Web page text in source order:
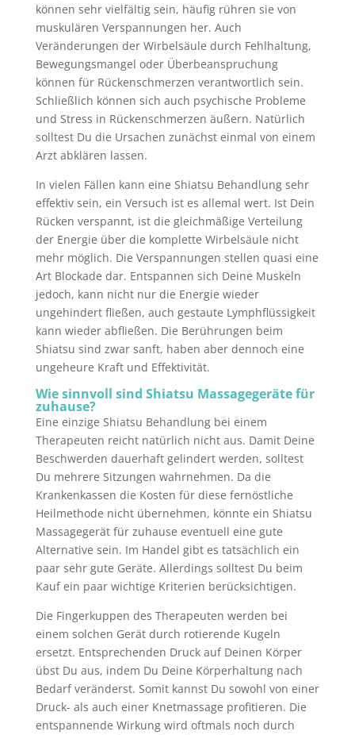
können sehr vielfältig sein, häufig rühren sie von
muskulären Verspannungen her. Auch
Veränderungen der Wirbelsäule durch Fehlhaltung,
Bewegungsmangel oder Überbeanspruchung
können für Rückenschmerzen verantwortlich sein.
Schließlich können sich auch psychische Probleme
und Stress in Rückenschmerzen äußern. Natürlich
solltest Du die Ursachen zunächst einmal von einem
Arzt abklären lassen.
In vielen Fällen kann eine Shiatsu Behandlung sehr
effektiv sein, ein Versuch ist es allemal wert. Ist Dein
Rücken verspannt, ist die gleichmäßige Verteilung
der Energie über die komplette Wirbelsäule nicht
mehr möglich. Die Verspannungen stellen quasi eine
Art Blockade dar. Entspannen sich Deine Muskeln
jedoch, kann nicht nur die Energie wieder
ungehindert fließen, auch gestaute Lymphflüssigkeit
kann wieder abfließen. Die Berührungen beim
Shiatsu sind zwar sanft, haben aber dennoch eine
ungeheure Kraft und Effektivität.
Wie sinnvoll sind Shiatsu Massagegeräte für
zuhause?
Eine einzige Shiatsu Behandlung bei einem
Therapeuten reicht natürlich nicht aus. Damit Deine
Beschwerden dauerhaft gelindert werden, solltest
Du mehrere Sitzungen wahrnehmen. Da die
Krankenkassen die Kosten für diese fernöstliche
Heilmethode nicht übernehmen, könnte ein Shiatsu
Massagegerät für zuhause eventuell eine gute
Alternative sein. Im Handel gibt es tatsächlich ein
paar sehr gute Geräte. Allerdings solltest Du beim
Kauf ein paar wichtige Kriterien berücksichtigen.
Die Fingerkuppen des Therapeuten werden bei
einem solchen Gerät durch rotierende Kugeln
ersetzt. Entsprechenden Druck auf Deinen Körper
übst Du aus, indem Du Deine Körperhaltung nach
Bedarf veränderst. Somit kannst Du sowohl von einer
Druck- als auch einer Knetmassage profitieren. Die
entspannende Wirkung wird oftmals noch durch